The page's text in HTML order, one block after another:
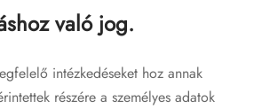
való jog.
intézkedéseket hoz annak
részére a személyes adatok